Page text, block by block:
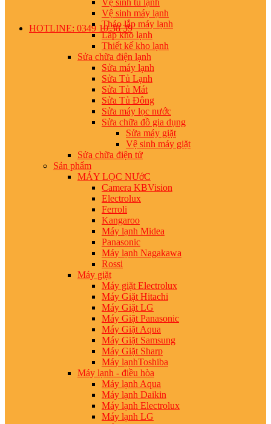
HOTLINE: 0349 10 38 39
Vệ sinh tủ lạnh
Vệ sinh máy lạnh
Tháo lắp máy lạnh
Lắp kho lạnh
Thiết kế kho lạnh
Sửa chữa điện lạnh
Sửa máy lạnh
Sửa Tủ Lạnh
Sửa Tủ Mát
Sửa Tủ Đông
Sửa máy lọc nước
Sửa chữa đồ gia dụng
Sửa máy giặt
Vệ sinh máy giặt
Sửa chữa điện tử
Sản phẩm
MÁY LỌC NƯớC
Camera KBVision
Electrolux
Ferroli
Kangaroo
Máy lạnh Midea
Panasonic
Máy lạnh Nagakawa
Rossi
Máy giặt
Máy giặt Electrolux
Máy Giặt Hitachi
Máy Giặt LG
Máy Giặt Panasonic
Máy Giặt Aqua
Máy Giặt Samsung
Máy Giặt Sharp
Máy lạnhToshiba
Máy lạnh - điều hòa
Máy lạnh Aqua
Máy lạnh Daikin
Máy lạnh Electrolux
Máy lạnh LG